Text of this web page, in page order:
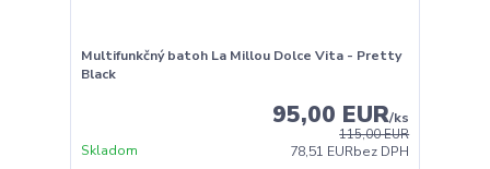
Multifunkčný batoh La Millou Dolce Vita - Pretty
Black
115,00 EUR
95,00 EUR/ks
78,51 EURbez DPH
Skladom